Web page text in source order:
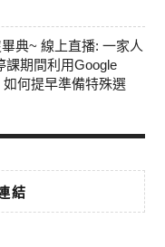
典~ 線上直播: 一家人
課期間利用Google
何提早準備特殊選
結